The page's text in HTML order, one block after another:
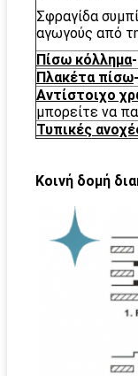
Σφραγίδα
αγωγούς από
Πίσω κόλλημα
Πλακέτα πίσω
Αντίστοιχο
μπορείτε να
Τυπικές
Κοινή δομή